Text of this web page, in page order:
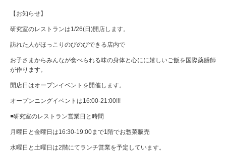
【お知らせ】
研究室のレストランは1/26(日)開店します。
訪れた人がほっこりのびのびできる店内で
お子さまからみんなが食べられる味の身体と心にに嬉しいご飯を国際薬膳師
が作ります。
開店日はオープンイベントを開催します。
オープンニングイベントは16:00-21:00!!!
◾️研究室のレストラン営業日と時間
月曜日と金曜日は16:30-19:00まで1階でお惣菜販売
水曜日と土曜日は2階にてランチ営業を予定しています。